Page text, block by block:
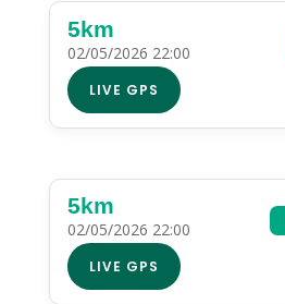
5km
02/05/2026 22:00
LIVE GPS
5km
02/05/2026 22:00
LIVE GPS